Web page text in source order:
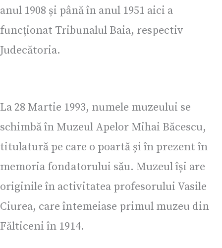
anul 1908 și până în anul 1951 aici a
funcționat Tribunalul Baia, respectiv
Judecătoria.
La 28 Martie 1993, numele muzeului se
schimbă în Muzeul Apelor Mihai Băcescu,
titulatură pe care o poartă și în prezent în
memoria fondatorului său. Muzeul își are
originile în activitatea profesorului Vasile
Ciurea, care întemeiase primul muzeu din
Fălticeni în 1914.